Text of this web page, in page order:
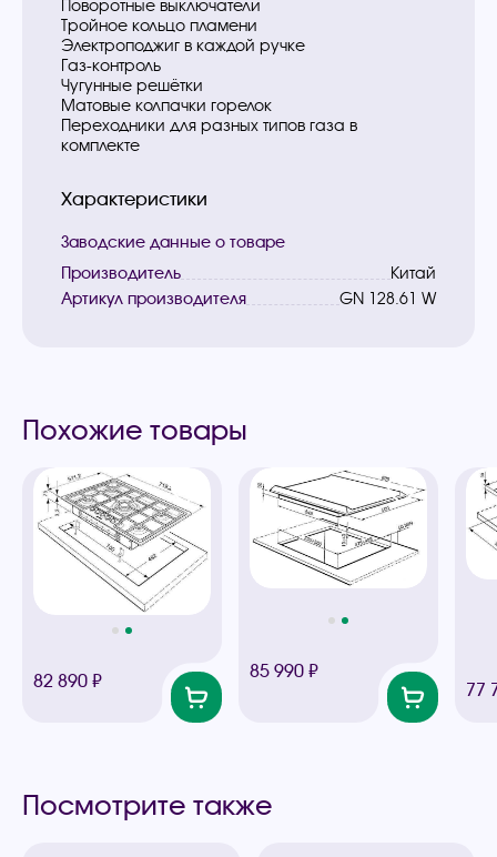
Поворотные выключатели
Тройное кольцо пламени
Электроподжиг в каждой ручке
Газ-контроль
Чугунные решётки
Матовые колпачки горелок
Переходники для разных типов газа в
комплекте
Характеристики
Заводские данные о товаре
Производитель
Китай
Артикул производителя
GN 128.61 W
Похожие товары
82 890 ₽
85 990 ₽
77
Посмотрите также